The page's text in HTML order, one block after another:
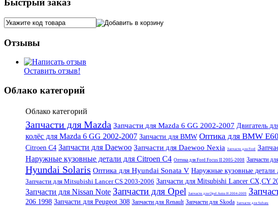
Быстрый заказ
Отзывы
Оставить отзыв!
Облако категорий
Облако категорий
Запчасти для Mazda Запчасти для Mazda 6 GG 2002-2007 Двигатель
колёс для Mazda 6 GG 2002-2007 Запчасти для BMW Оптика для BMW
Citroen C4 Запчасти для Daewoo Запчасти для Daewoo Nexia Запчасти для Ford
Наружные кузовные детали для Citroen C4 Оптика для Ford Focus II 2005-2008 Запчасти
Hyundai Solaris Оптика для Hyundai Sonata V Наружные кузовные детали
Запчасти для Mitsubishi Lancer CS 2003-2006 Запчасти для Mitsubishi Lancer CX,CY
Запчасти для Nissan Note Запчасти для Opel Запчасти для Opel Astra H 2004-2009
206 1998 Запчасти для Peugeot 308 Запчасти для Renault Запчасти для Skoda Запчасти для Subaru